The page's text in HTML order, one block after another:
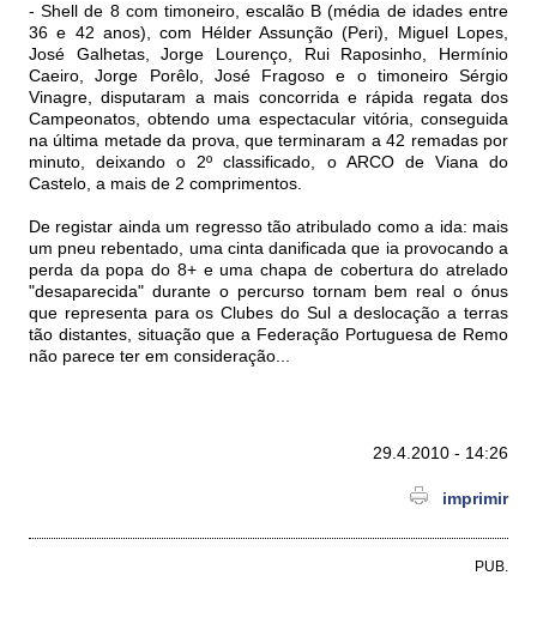
- Shell de 8 com timoneiro, escalão B (média de idades entre
36 e 42 anos), com Hélder Assunção (Peri), Miguel Lopes,
José Galhetas, Jorge Lourenço, Rui Raposinho, Hermínio
Caeiro, Jorge Porêlo, José Fragoso e o timoneiro Sérgio
Vinagre, disputaram a mais concorrida e rápida regata dos
Campeonatos, obtendo uma espectacular vitória, conseguida
na última metade da prova, que terminaram a 42 remadas por
minuto, deixando o 2º classificado, o ARCO de Viana do
Castelo, a mais de 2 comprimentos.
De registar ainda um regresso tão atribulado como a ida: mais
um pneu rebentado, uma cinta danificada que ia provocando a
perda da popa do 8+ e uma chapa de cobertura do atrelado
"desaparecida" durante o percurso tornam bem real o ónus
que representa para os Clubes do Sul a deslocação a terras
tão distantes, situação que a Federação Portuguesa de Remo
não parece ter em consideração...
29.4.2010 - 14:26
imprimir
PUB.